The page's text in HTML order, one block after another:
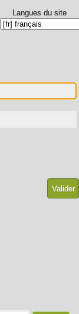
Langues du site
Langues du site